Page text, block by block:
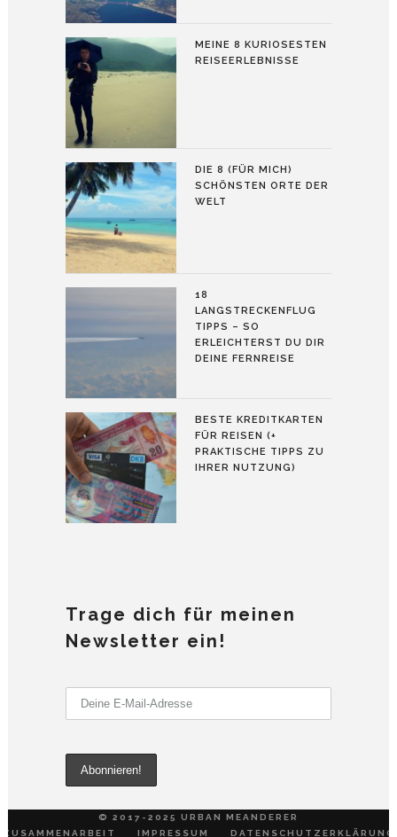
MEINE 8 KURIOSESTEN
REISEERLEBNISSE
DIE 8 (FÜR MICH)
SCHÖNSTEN ORTE DER
WELT
18
LANGSTRECKENFLUG
TIPPS – SO
ERLEICHTERST DU DIR
DEINE FERNREISE
BESTE KREDITKARTEN
FÜR REISEN (+
PRAKTISCHE TIPPS ZU
IHRER NUTZUNG)
Trage dich für meinen
Newsletter ein!
© 2017-2025 URBAN MEANDERER
ZUSAMMENARBEIT
IMPRESSUM DATENSCHUTZERKLÄRUNG